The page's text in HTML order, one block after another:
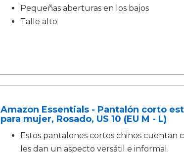
Pequeñas aberturas en los bajos
Talle alto
Amazon Essentials - Pantalón corto
para mujer, Rosado, US 10 (EU M - L)
Estos pantalones cortos chinos cuentan
les dan un aspecto versátil e informal.